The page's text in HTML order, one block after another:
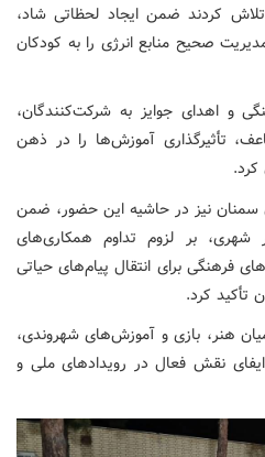
کردند ضمن ایجاد لحظاتی شاد،
صحیح منابع انرژی را به کودکان
و اهدای جوایز به شرکت‌کنندگان،
تأثیرگذاری آموزش‌ها را در ذهن
سمنان نیز در حاشیه این حضور، ضمن
شهری، بر لزوم تداوم همکاری‌های
فرهنگی برای انتقال پیام‌های حیاتی
تأکید کرد.
هنر، بازی و آموزش‌های شهروندی،
نقش فعال در رویدادهای ملی و